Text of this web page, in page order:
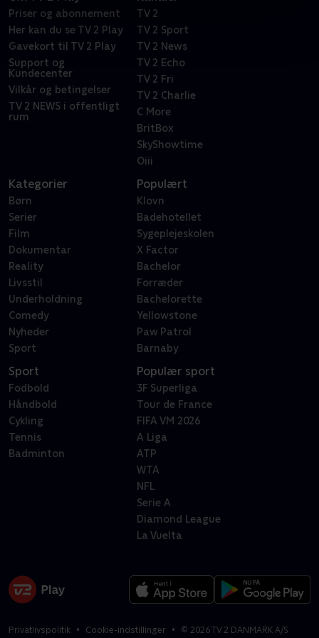
Priser og abonnement
Her kan du se TV 2 Play
Gavekort til TV 2 Play
Support og
Kundecenter
Vilkår og betingelser
TV 2 NEWS i offentligt
rum
TV 2
TV 2 Sport
TV 2 News
TV 2 Echo
TV 2 Fri
TV 2 Charlie
C More
BritBox
SkyShowtime
Oiii
Kategorier
Børn
Serier
Film
Dokumentar
Reality
Livsstil
Underholdning
Comedy
Nyheder
Sport
Populært
Klovn
Badehotellet
Sygeplejeskolen
X Factor
Bachelor
Forræder
Bachelorette
Yellowstone
Paw Patrol
Barnaby
Sport
Fodbold
Håndbold
Cykling
Tennis
Badminton
Populær sport
3F Superliga
Tour de France
FIFA VM 2026
A Liga
ATP
WTA
NFL
Serie A
Diamond League
La Vuelta
Privatlivspolitik Cookie-indstillinger © 2026TV 2 DANMARK A/S